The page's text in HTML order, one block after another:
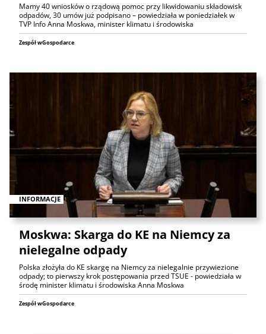
Mamy 40 wniosków o rządową pomoc przy likwidowaniu składowisk
odpadów, 30 umów już podpisano – powiedziała w poniedziałek w
TVP Info Anna Moskwa, minister klimatu i środowiska
Zespół wGospodarce
INFORMACJE
Moskwa: Skarga do KE na Niemcy za
nielegalne odpady
Polska złożyła do KE skargę na Niemcy za nielegalnie przywiezione
odpady; to pierwszy krok postępowania przed TSUE - powiedziała w
środę minister klimatu i środowiska Anna Moskwa
Zespół wGospodarce